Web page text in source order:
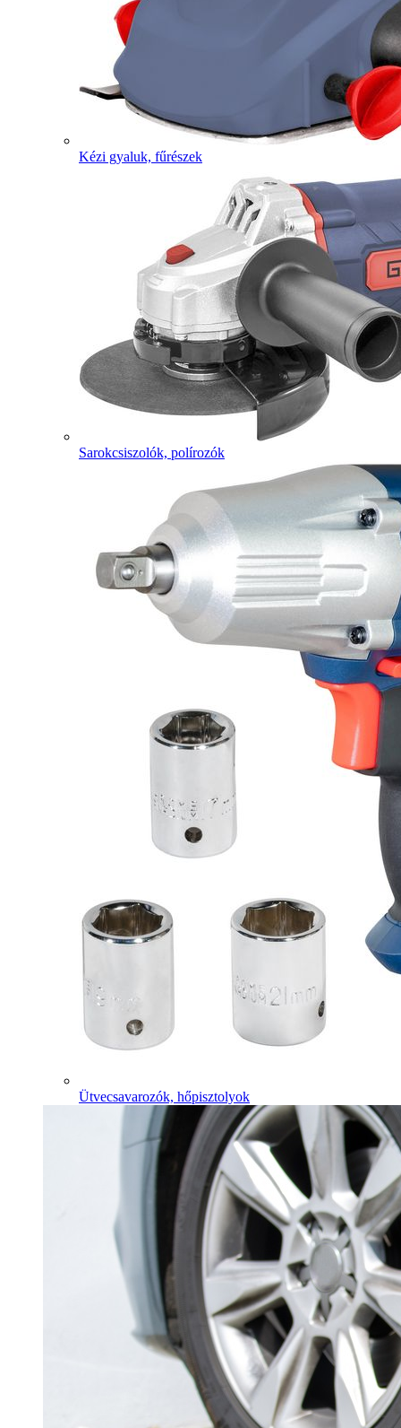
Kézi gyaluk, fűrészek
Sarokcsiszolók, polírozók
Ütvecsavarozók, hőpisztolyok